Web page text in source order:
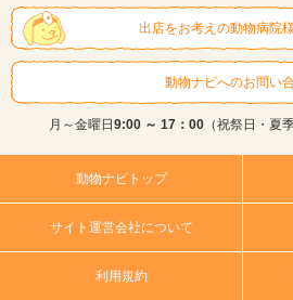
出店をお考えの動物病院
動物ナビへのお問い
月～金曜日 9:00 ～ 17：00（祝祭日・夏
動物ナビトップ
サイト運営会社について
利用規約